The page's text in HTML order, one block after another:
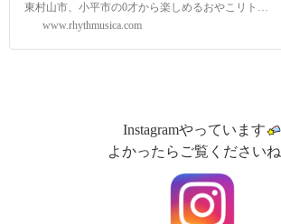
東村山市、小平市の0才から楽しめるおやこリトミック！日常の中に音楽を。楽しい造形リトミックも展開中！東村山小平おやこリトミックで心と身体をはぐくみましょう。
www.rhythmusica.com
Instagramやっています
よかったらご覧くださいね